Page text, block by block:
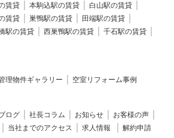
賃貸 本駒込駅の賃貸
白山駅の賃貸
賃貸 巣鴨駅の賃貸
田端駅の賃貸
駅の賃貸 西巣鴨駅の賃貸
千石駅の賃貸
理物件ギャラリー 空室リフォーム事例
ログ 社長コラム お知らせ
お客様の声
当社までのアクセス 求人情報 解約申請